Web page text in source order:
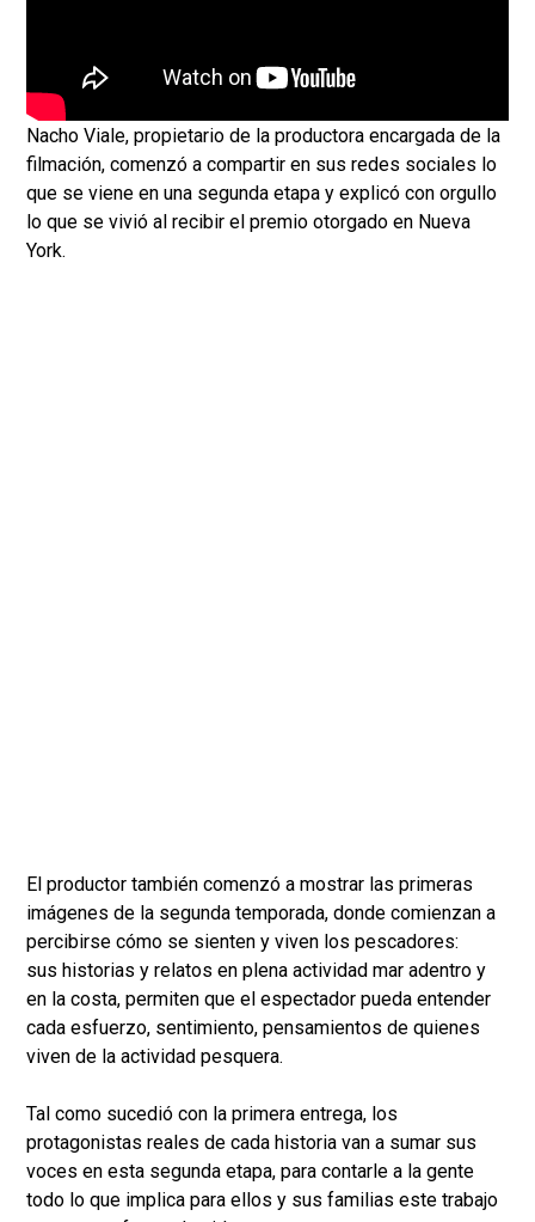
Nacho Viale, propietario de la productora encargada de la
filmación, comenzó a compartir en sus redes sociales lo
que se viene en una segunda etapa y explicó con orgullo
lo que se vivió al recibir el premio otorgado en Nueva
York.
El productor también comenzó a mostrar las primeras
imágenes de la segunda temporada, donde comienzan a
percibirse cómo se sienten y viven los pescadores:
sus historias y relatos en plena actividad mar adentro y
en la costa, permiten que el espectador pueda entender
cada esfuerzo, sentimiento, pensamientos de quienes
viven de la actividad pesquera.
Tal como sucedió con la primera entrega, los
protagonistas reales de cada historia van a sumar sus
voces en esta segunda etapa, para contarle a la gente
todo lo que implica para ellos y sus familias este trabajo